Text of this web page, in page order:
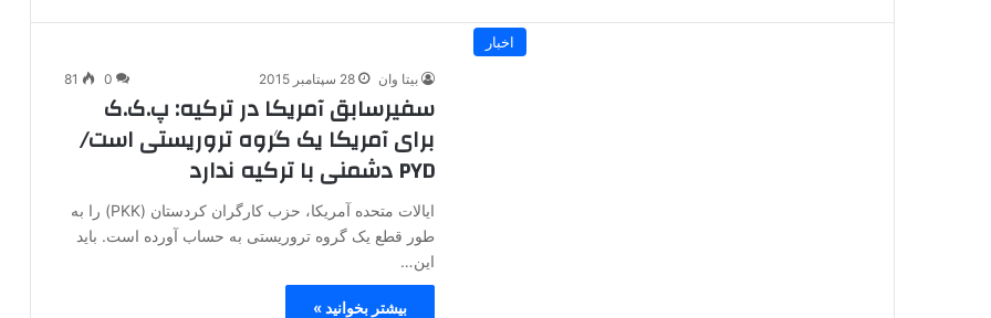
اخبار
بیتا وان 28 سپتامبر 2015 0
81
سفیرسابق آمریکا در ترکیه: پ.ک.ک
برای آمریکا یک گروه تروریستی است/
PYD دشمنی با ترکیه ندارد
ایالات متحده آمریکا، حزب کارگران کردستان (PKK) را به
طور قطع یک گروه تروریستی به حساب آورده است. باید
این…
بیشتر بخوانید »